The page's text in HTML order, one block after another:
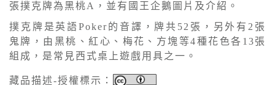
張撲克牌為黑桃A，並有國王企鵝圖片及介紹。
撲克牌是英語Poker的音譯，牌共52張，另外有2張
鬼牌，由黑桃、紅心、梅花、方塊等4種花色各13張
組成，是常見西式桌上遊戲用具之一。
藏品描述-授權標示：